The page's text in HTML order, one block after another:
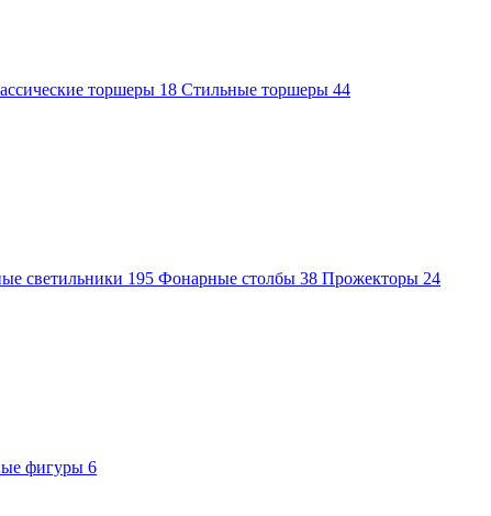
торшеры 18 Стильные торшеры 44
светильники 195 Фонарные столбы 38 Прожекторы 24
фигуры 6